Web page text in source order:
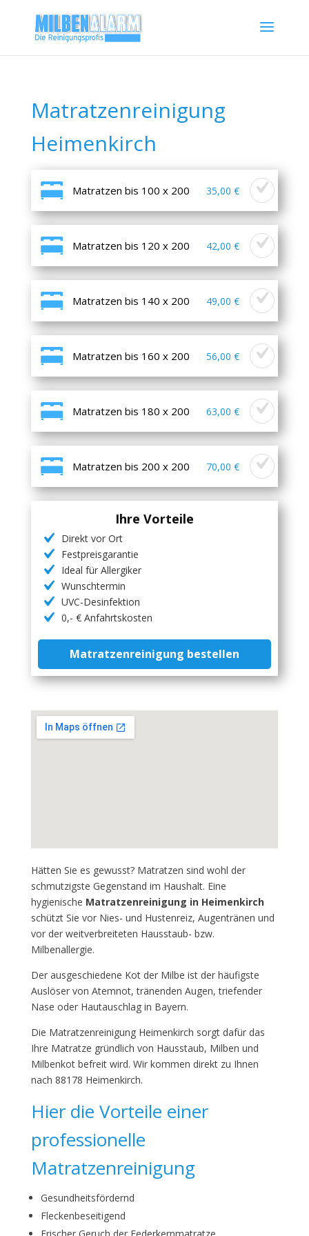
Matratzenreinigung
Heimenkirch
Matratzen bis 100 x 200 35,00 €
Matratzen bis 120 x 200 42,00 €
Matratzen bis 140 x 200 49,00 €
Matratzen bis 160 x 200 56,00 €
Matratzen bis 180 x 200 63,00 €
Matratzen bis 200 x 200 70,00 €
Ihre Vorteile
Direkt vor Ort
Festpreisgarantie
Ideal für Allergiker
Wunschtermin
UVC-Desinfektion
0,- € Anfahrtskosten
Matratzenreinigung bestellen
Hätten Sie es gewusst? Matratzen sind wohl der
schmutzigste Gegenstand im Haushalt. Eine
hygienische Matratzenreinigung in Heimenkirch
schützt Sie vor Nies- und Hustenreiz, Augentränen und
vor der weitverbreiteten Hausstaub- bzw.
Milbenallergie.
Der ausgeschiedene Kot der Milbe ist der häufigste
Auslöser von Atemnot, tränenden Augen, triefender
Nase oder Hautauschlag in Bayern.
Die Matratzenreinigung Heimenkirch sorgt dafür das
Ihre Matratze gründlich von Hausstaub, Milben und
Milbenkot befreit wird. Wir kommen direkt zu Ihnen
nach 88178 Heimenkirch.
Hier die Vorteile einer
professionelle
Matratzenreinigung
Gesundheitsfördernd
Fleckenbeseitigend